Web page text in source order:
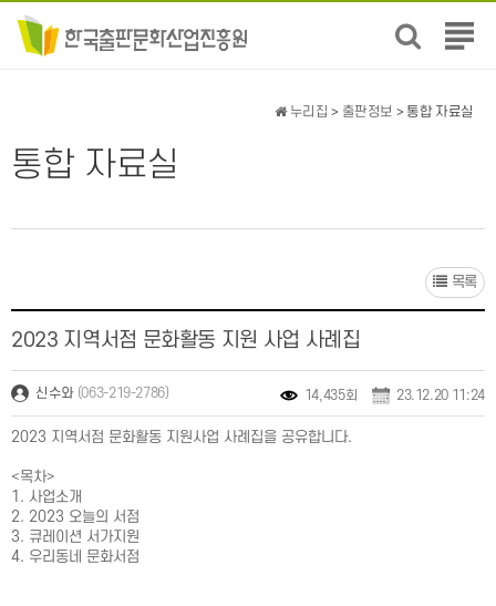
전
뉴
통합 자료실
누리집 > 출판정보 > 통합 자료실
목록
2023 지역서점 문화활동 지원 사업 사례집
신수와 (063-219-2786) 14,435회 23.12.20 11:24
2023 지역서점 문화활동 지원사업 사례집을 공유합니다.
<목차>
1. 사업소개
2. 2023 오늘의 서점
3. 큐레이션 서가지원
4. 우리동네 문화서점